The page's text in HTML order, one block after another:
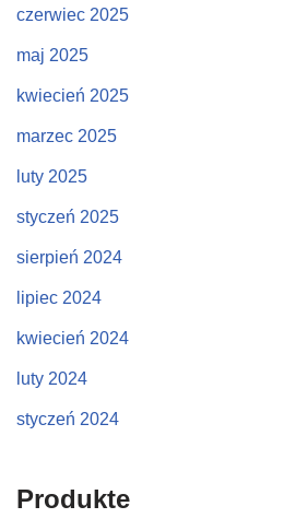
czerwiec 2025
maj 2025
kwiecień 2025
marzec 2025
luty 2025
styczeń 2025
sierpień 2024
lipiec 2024
kwiecień 2024
luty 2024
styczeń 2024
Produkte